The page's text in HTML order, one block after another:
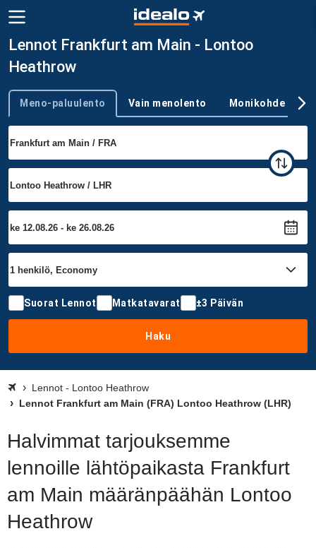
Lennot Frankfurt am Main - Lontoo
Heathrow
Trip type
Meno-paluulento Vain menolento Monikohde
Suorat Lennot Matkatavarat ±3 Päivän
Haku
Lennot - Lontoo Heathrow
Lennot Frankfurt am Main (FRA) Lontoo Heathrow (LHR)
Halvimmat tarjouksemme
lennoille lähtöpaikasta Frankfurt
am Main määränpäähän Lontoo
Heathrow